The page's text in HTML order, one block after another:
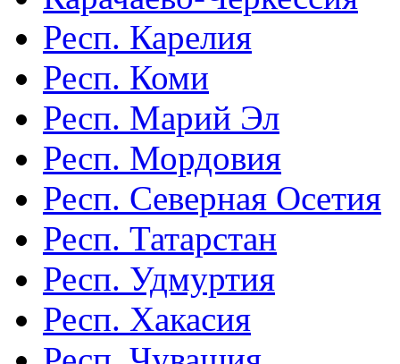
Респ. Карелия
Респ. Коми
Респ. Марий Эл
Респ. Мордовия
Респ. Северная Осетия
Респ. Татарстан
Респ. Удмуртия
Респ. Хакасия